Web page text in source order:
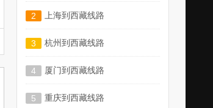
2 上海到西藏线路
3 杭州到西藏线路
4 厦门到西藏线路
5 重庆到西藏线路